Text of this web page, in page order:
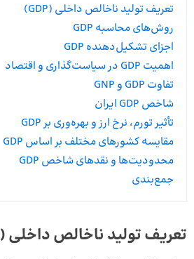
تعریف تولید ناخالص داخلی (GDP)
روش‌های محاسبه GDP
اجزای تشکیل‌دهنده GDP
اهمیت GDP در سیاست‌گذاری و اقتصاد
تفاوت GDP و GNP
شاخص GDP ایران
تأثیر تورم، نرخ ارز و بهره‌وری بر GDP
مقایسه کشورهای مختلف بر اساس GDP
محدودیت‌ها و نقدهای شاخص GDP
جمع‌بندی
تعریف تولید ناخالص داخلی (GDP)